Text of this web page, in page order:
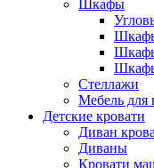
Шкафы
Стеллажи
Мебель для
Детские кровати
Диван
Диваны
Кровати